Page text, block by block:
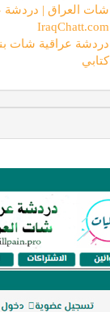
شات العراق | دردشة
IraqChatt.com
دردشة عراقية شات
كتابي